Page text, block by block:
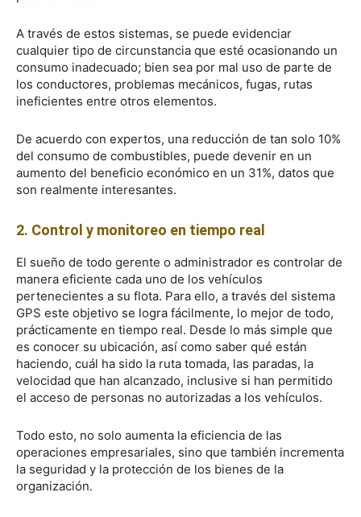
A través de estos sistemas, se puede evidenciar
cualquier tipo de circunstancia que esté ocasionando un
consumo inadecuado; bien sea por mal uso de parte de
los conductores, problemas mecánicos, fugas, rutas
ineficientes entre otros elementos.
De acuerdo con expertos, una reducción de tan solo 10%
del consumo de combustibles, puede devenir en un
aumento del beneficio económico en un 31%, datos que
son realmente interesantes.
2. Control y monitoreo en tiempo real
El sueño de todo gerente o administrador es controlar de
manera eficiente cada uno de los vehículos
pertenecientes a su flota. Para ello, a través del sistema
GPS este objetivo se logra fácilmente, lo mejor de todo,
prácticamente en tiempo real. Desde lo más simple que
es conocer su ubicación, así como saber qué están
haciendo, cuál ha sido la ruta tomada, las paradas, la
velocidad que han alcanzado, inclusive si han permitido
el acceso de personas no autorizadas a los vehículos.
Todo esto, no solo aumenta la eficiencia de las
operaciones empresariales, sino que también incrementa
la seguridad y la protección de los bienes de la
organización.